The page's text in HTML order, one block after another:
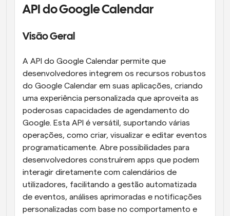
API do Google Calendar
Visão Geral
A API do Google Calendar permite que
desenvolvedores integrem os recursos robustos
do Google Calendar em suas aplicações, criando
uma experiência personalizada que aproveita as
poderosas capacidades de agendamento do
Google. Esta API é versátil, suportando várias
operações, como criar, visualizar e editar eventos
programaticamente. Abre possibilidades para
desenvolvedores construírem apps que podem
interagir diretamente com calendários de
utilizadores, facilitando a gestão automatizada
de eventos, análises aprimoradas e notificações
personalizadas com base no comportamento e